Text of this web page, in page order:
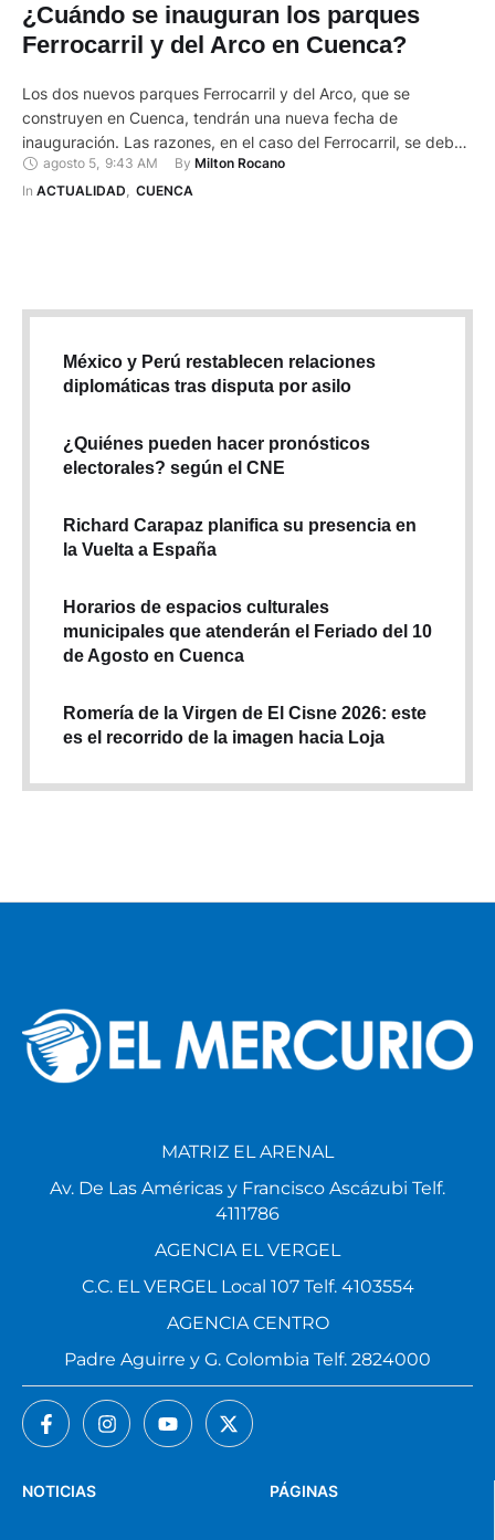
¿Cuándo se inauguran los parques
Ferrocarril y del Arco en Cuenca?
Los dos nuevos parques Ferrocarril y del Arco, que se
construyen en Cuenca, tendrán una nueva fecha de
inauguración. Las razones, en el caso del Ferrocarril, se deben
a que se encuentran en la fase de acabados. Por ahora, con
corte a julio 2025, el espacio ubicado en el sector de Gapal
agosto 5 9:43 AM By Milton Rocano
In ACTUALIDAD, CUENCA
México y Perú restablecen relaciones
diplomáticas tras disputa por asilo
¿Quiénes pueden hacer pronósticos
electorales? según el CNE
Richard Carapaz planifica su presencia en
la Vuelta a España
Horarios de espacios culturales
municipales que atenderán el Feriado del 10
de Agosto en Cuenca
Romería de la Virgen de El Cisne 2026: este
es el recorrido de la imagen hacia Loja
PÁGINAS
NOTICIAS
MATRIZ EL ARENAL
Av. De Las Américas y Francisco Ascázubi Telf.
4111786
AGENCIA EL VERGEL
C.C. EL VERGEL Local 107 Telf. 4103554
AGENCIA CENTRO
Padre Aguirre y G. Colombia Telf. 2824000